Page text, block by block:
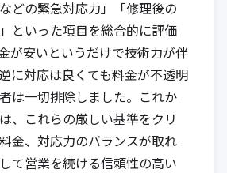
どの緊急対応力」「修理後の
といった項目を総合的に評価
が安いというだけで技術力が伴
に対応は良くても料金が不透明
は一切排除しました。これか
、これらの厳しい基準をクリ
金、対応力のバランスが取れ
て営業を続ける信頼性の高い